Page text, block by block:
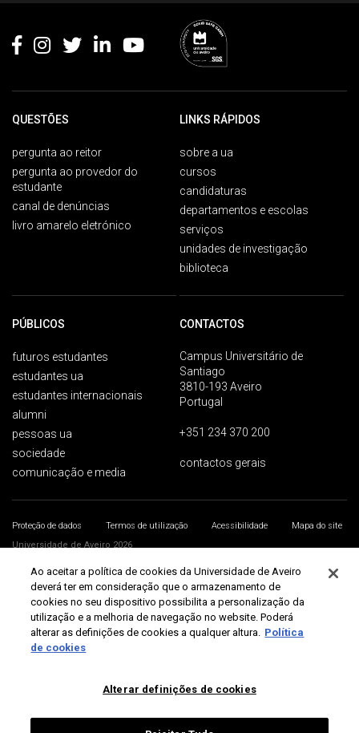
QUESTÕES
pergunta ao reitor
pergunta ao provedor do
estudante
canal de denúncias
livro amarelo eletrónico
LINKS RÁPIDOS
sobre a ua
cursos
candidaturas
departamentos e escolas
serviços
unidades de investigação
biblioteca
PÚBLICOS
futuros estudantes
estudantes ua
estudantes internacionais
alumni
pessoas ua
sociedade
comunicação e media
CONTACTOS
Campus Universitário de
Santiago
3810-193 Aveiro
Portugal
+351 234 370 200
contactos gerais
Proteção de dados Termos de utilização Acessibilidade
Mapa do site
Universidade de Aveiro 2026
Ao aceitar a política de cookies da Universidade de Aveiro
deverá ter em consideração que o armazenamento de
cookies no seu dispositivo possibilita a personalização da
utilização e a melhoria de navegação no website. Poderá
alterar as definições de cookies a qualquer altura. Política
de cookies
Alterar definições de cookies